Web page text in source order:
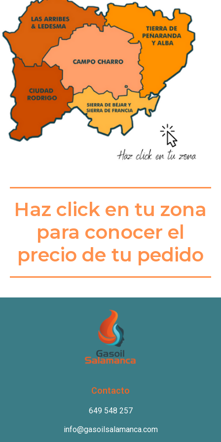
Haz click en tu zona
para conocer el
precio de tu pedido
Contacto
649 548 257
info@gasoilsalamanca.com